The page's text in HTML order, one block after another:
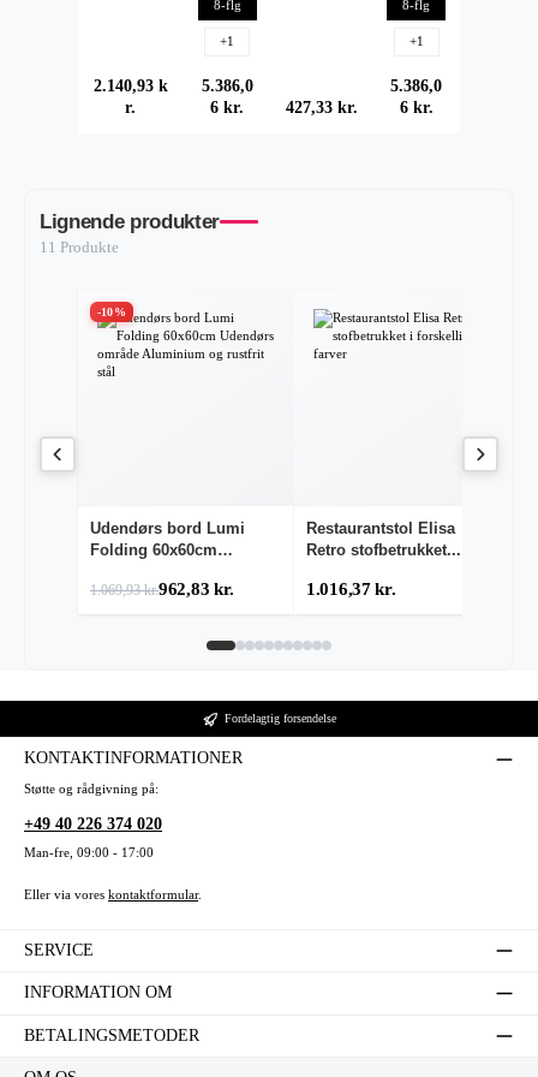
almindelig pris:
2.140,93 k
r.
8-flg
+1
almindelig pris:
5.386,0
6 kr.
almindelig pris:
427,33 kr.
8-flg
+1
almindelig pris:
5.386,0
6 kr.
Lignende produkter
11 Produkte
-10%
Udendørs bord Lumi
Folding 60x60cm
1.069,93 kr.962,83 kr.
Restaurantstol Elisa
Retro stofbetrukket...
1.016,37 kr.
Fordelagtig forsendelse
KONTAKTINFORMATIONER
Støtte og rådgivning på:
+49 40 226 374 020
Man-fre, 09:00 - 17:00
Eller via vores kontaktformular.
SERVICE
INFORMATION OM
BETALINGSMETODER